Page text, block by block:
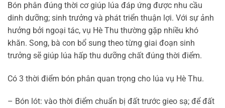
Bón phân đúng thời cơ giúp lúa đáp ứng được nhu cầu
dinh dưỡng; sinh trưởng và phát triển thuận lợi. Với sự ảnh
hưởng bởi ngoại tác, vụ Hè Thu thường gặp nhiều khó
khăn. Song, bà con bổ sung theo từng giai đoạn sinh
trưởng sẽ giúp lúa hấp thu dưỡng chất đúng thời điểm.
Có 3 thời điểm bón phân quan trọng cho lúa vụ Hè Thu.
– Bón lót: vào thời điểm chuẩn bị đất trước gieo sạ; để đất